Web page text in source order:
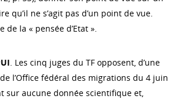
qu’il ne s’agit pas d’un point de vue.
de la « pensée d’Etat ».
. Les cinq juges du TF opposent, d’une
l’Office fédéral des migrations du 4 juin
sur aucune donnée scientifique et,